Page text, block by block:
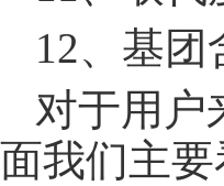
12、基
对于用户
面我们主